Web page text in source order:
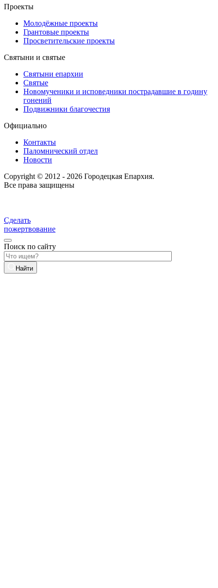
Проекты
Молодёжные проекты
Грантовые проекты
Просветительские проекты
Святыни и святые
Святыни епархии
Святые
Новомученики и исповедники пострадавшие в годину
гонений
Подвижники благочестия
Официально
Контакты
Паломнический отдел
Новости
Copyright © 2012 - 2026 Городецкая Епархия.
Все права защищены
Сделать
пожертвование
Поиск по сайту
Найти